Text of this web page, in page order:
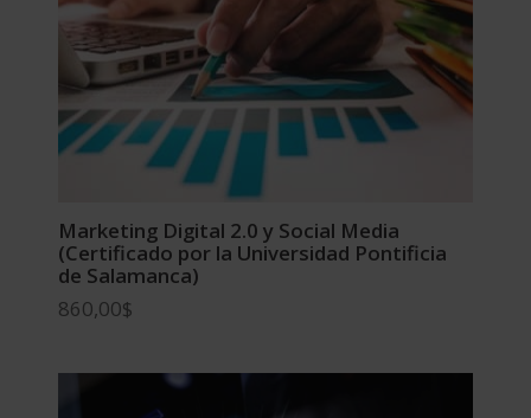
Marketing Digital 2.0 y Social Media
(Certificado por la Universidad Pontificia
de Salamanca)
860,00$